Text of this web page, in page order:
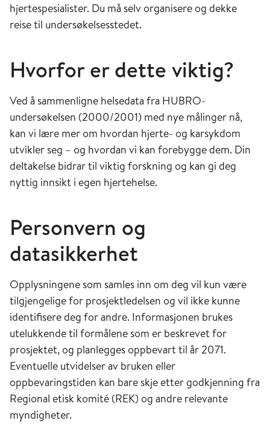
hjertespesialister. Du må selv organisere og dekke
reise til undersøkelsesstedet.
Hvorfor er dette viktig?
Ved å sammenligne helsedata fra HUBRO-
undersøkelsen (2000/2001) med nye målinger nå,
kan vi lære mer om hvordan hjerte- og karsykdom
utvikler seg – og hvordan vi kan forebygge dem. Din
deltakelse bidrar til viktig forskning og kan gi deg
nyttig innsikt i egen hjertehelse.
Personvern og
datasikkerhet
Opplysningene som samles inn om deg vil kun være
tilgjengelige for prosjektledelsen og vil ikke kunne
identifisere deg for andre. Informasjonen brukes
utelukkende til formålene som er beskrevet for
prosjektet, og planlegges oppbevart til år 2071.
Eventuelle utvidelser av bruken eller
oppbevaringstiden kan bare skje etter godkjenning fra
Regional etisk komité (REK) og andre relevante
myndigheter.